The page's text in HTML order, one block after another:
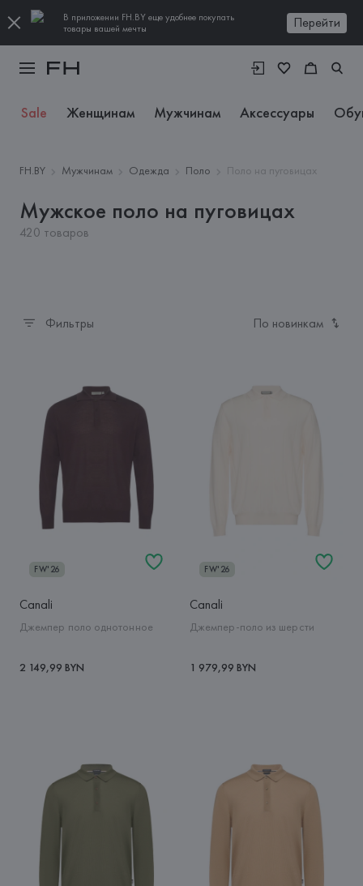
В приложении FH.BY еще удобнее покупать
товары вашей мечты
Перейти
Sale Женщинам Мужчинам Аксессуары
FH.BY Мужчинам Одежда Поло Поло на пуговицах
Мужское поло на пуговицах
420 товаров
Фильтры По новинкам
FW'26
Canali
Джемпер поло однотонное
2 149,99 BYN
FW'26
Canali
Джемпер-поло из шерсти
1 979,99 BYN